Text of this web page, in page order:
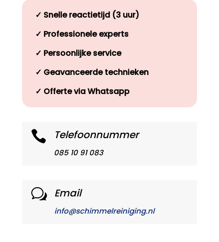
✓ Snelle reactietijd (3 uur)
✓ Professionele experts
✓ Persoonlijke service
✓ Geavanceerde technieken
✓ Offerte via Whatsapp
 Telefoonnummer
085 10 91 083
w Email
info@schimmelreiniging.nl